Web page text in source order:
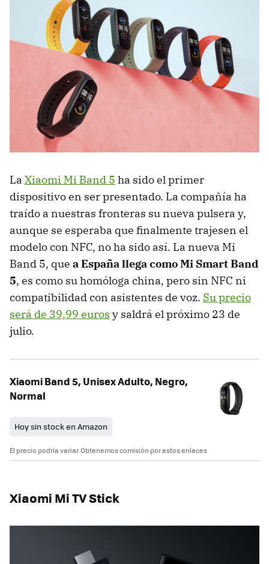
La Xiaomi Mi Band 5 ha sido el primer
dispositivo en ser presentado. La compañía ha
traído a nuestras fronteras su nueva pulsera y,
aunque se esperaba que finalmente trajesen el
modelo con NFC, no ha sido así. La nueva Mi
Band 5, que a España llega como Mi Smart Band
5, es como su homóloga china, pero sin NFC ni
compatibilidad con asistentes de voz. Su precio
será de 39,99 euros y saldrá el próximo 23 de
julio.
Xiaomi Band 5, Unisex Adulto, Negro,
Normal
Hoy sin stock en Amazon
El precio podría variar. Obtenemos comisión por estos enlaces
Xiaomi Mi TV Stick